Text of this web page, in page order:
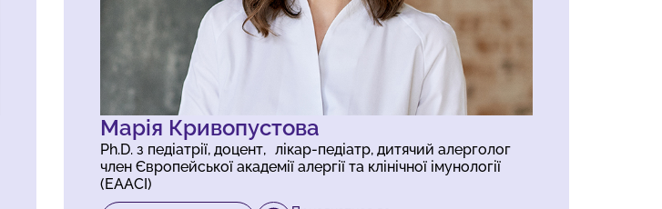
Марія Кривопустова
Ph.D. з педіатрії, доцент, лікар-педіатр, дитячий алерголог
член Європейської академії алергії та клінічної імунології
(EAACI)